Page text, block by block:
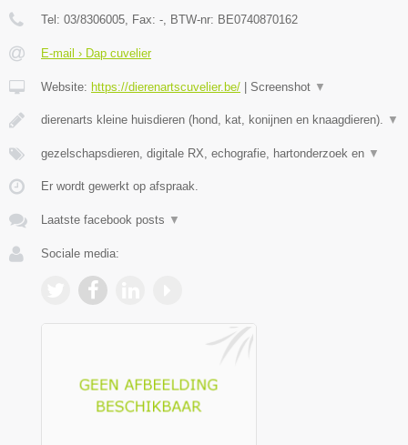
Tel: 03/8306005, Fax: -, BTW-nr: BE0740870162
E-mail › Dap cuvelier
Website: https://dierenartscuvelier.be/ Screenshot ▼
dierenarts kleine huisdieren (hond, kat, konijnen en knaagdieren). ▼
gezelschapsdieren, digitale RX, echografie, hartonderzoek en ▼
Er wordt gewerkt op afspraak.
Laatste facebook posts ▼
Sociale media: